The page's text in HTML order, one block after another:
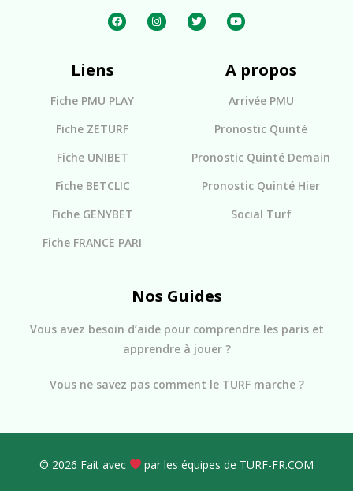
Liens
Fiche PMU PLAY
Fiche ZETURF
Fiche UNIBET
Fiche BETCLIC
Fiche GENYBET
Fiche FRANCE PARI
A propos
Arrivée PMU
Pronostic Quinté
Pronostic Quinté Demain
Pronostic Quinté Hier
Social Turf
Nos Guides
Vous avez besoin d’aide pour comprendre les paris et
apprendre à jouer ?
Vous ne savez pas comment le TURF marche ?
© 2026 Fait avec par les équipes de TURF-FR.COM